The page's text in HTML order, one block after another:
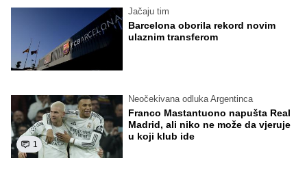
Jačaju tim
Barcelona oborila rekord novim
ulaznim transferom
1
Neočekivana odluka Argentinca
Franco Mastantuono napušta Real
Madrid, ali niko ne može da vjeruje
u koji klub ide